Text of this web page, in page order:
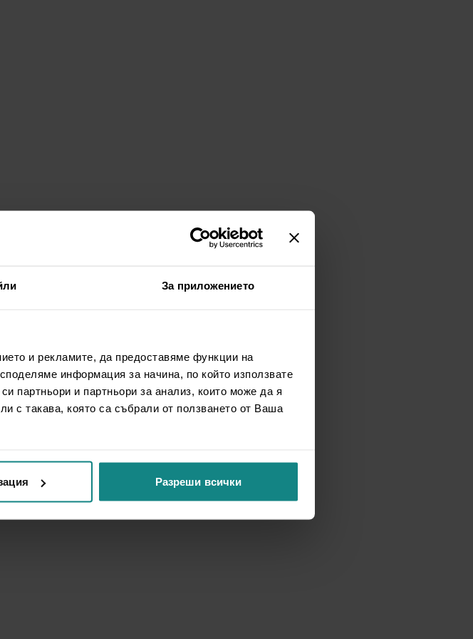
За приложението
и рекламите, да предоставяме функции на
информация за начина, по който използвате
партньори и партньори за анализ, които може да я
с такава, която са събрали от ползването от Ваша
Разреши всички